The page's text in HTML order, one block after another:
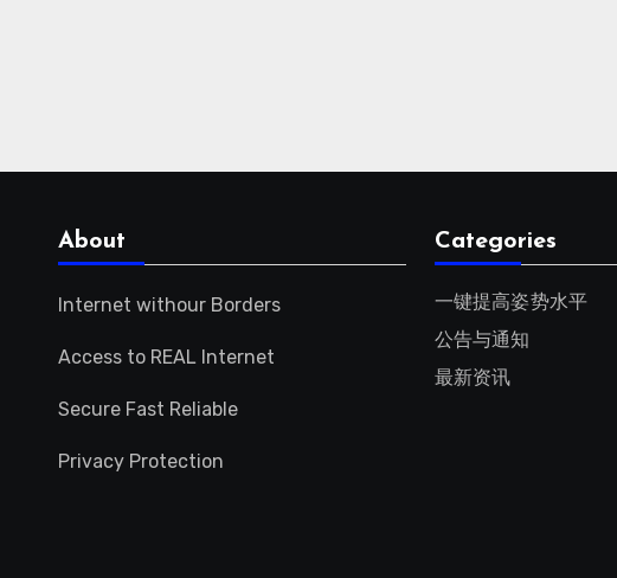
About
Internet withour Borders
Access to REAL Internet
Secure Fast Reliable
Privacy Protection
Categories
一键提高姿势水平
公告与通知
最新资讯